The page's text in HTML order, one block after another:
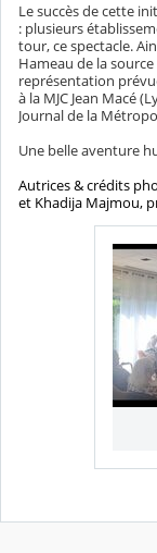
Le succès de cette
: plusieurs
tour, ce spectacle.
Hameau de la
représentation
à la MJC Jean Macé
Journal de la
Une belle aventure
Autrices & crédits
et Khadija Majmou,